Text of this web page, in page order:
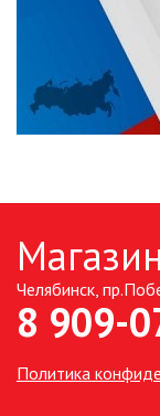
Челябинск,
8 909-
Политика